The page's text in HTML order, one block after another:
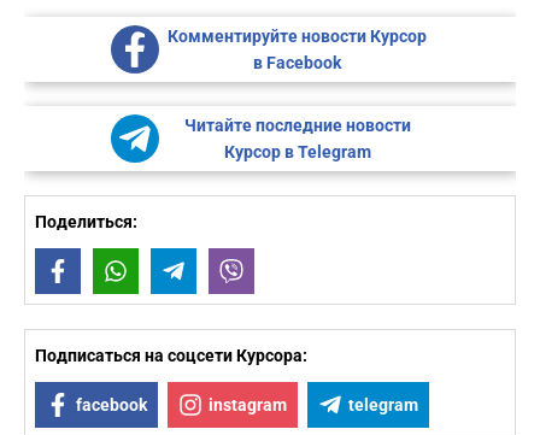
Комментируйте новости Курсор
в Facebook
Читайте последние новости
Курсор в Telegram
Поделиться:
FacebookWhatsAppTelegram
Подписаться на соцсети Курсора:
facebook instagram telegram